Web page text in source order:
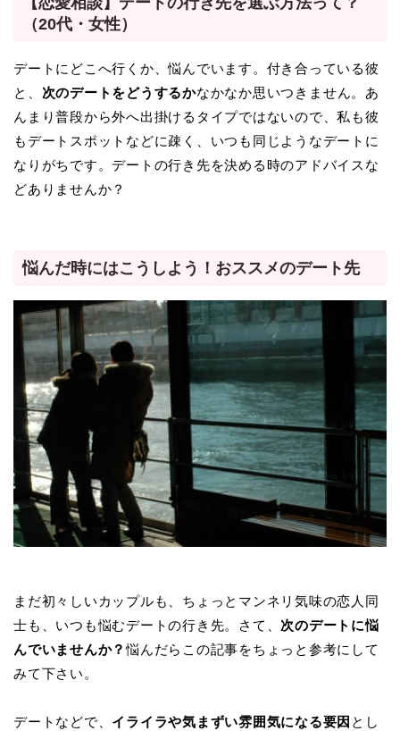
（20代・女性）
デートにどこへ行くか、悩んでいます。付き合っている彼
と、 次のデートをどうするかなかなか思いつきません。あ
んまり普段から外へ出掛けるタイプではないので、私も彼
もデートスポットなどに疎く、いつも同じようなデートに
なりがちです。デートの行き先を決める時のアドバイスな
どありませんか？
悩んだ時にはこうしよう！おススメのデート先
まだ初々しいカップルも、ちょっとマンネリ気味の恋人同
士も、いつも悩むデートの行き先。さて、次のデートに悩
んでいませんか？悩んだらこの記事をちょっと参考にして
みて下さい。
デートなどで、 イライラや気まずい雰囲気になる要因 とし